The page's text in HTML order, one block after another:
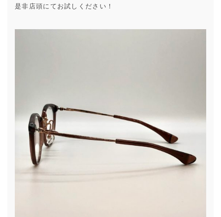
是非店頭にてお試しください！